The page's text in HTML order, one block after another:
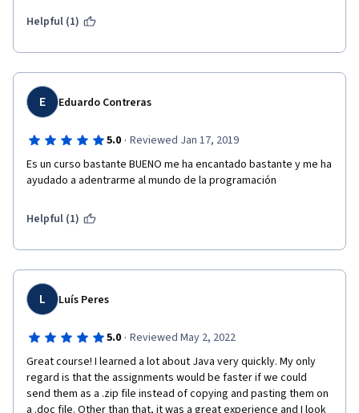
Helpful (1)
E Eduardo Contreras
5.0 · Reviewed Jan 17, 2019
Es un curso bastante BUENO me ha encantado bastante y me ha
ayudado a adentrarme al mundo de la programación
Helpful (1)
L Luís Peres
5.0 · Reviewed May 2, 2022
Great course! I learned a lot about Java very quickly. My only
regard is that the assignments would be faster if we could
send them as a .zip file instead of copying and pasting them on
a .doc file. Other than that, it was a great experience and I look